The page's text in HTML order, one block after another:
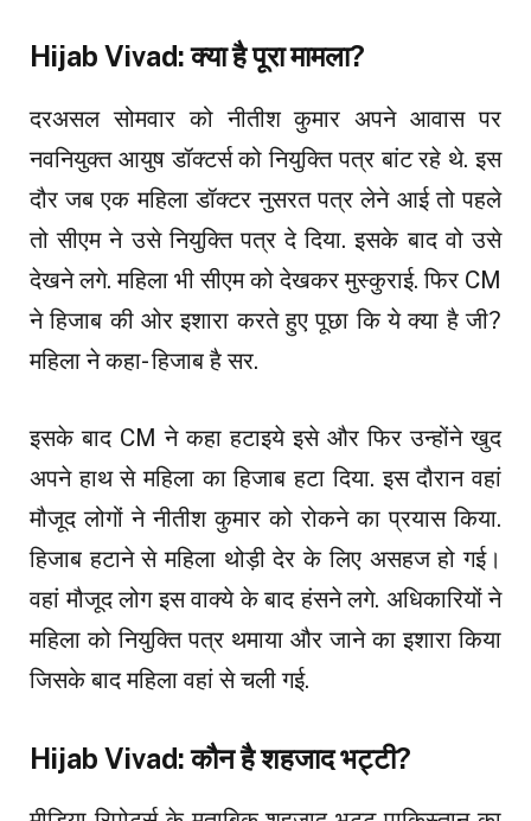
Hijab Vivad: क्या है पूरा मामला?
दरअसल सोमवार को नीतीश कुमार अपने आवास पर
नवनियुक्त आयुष डॉक्टर्स को नियुक्ति पत्र बांट रहे थे. इस
दौर जब एक महिला डॉक्टर नुसरत पत्र लेने आई तो पहले
तो सीएम ने उसे नियुक्ति पत्र दे दिया. इसके बाद वो उसे
देखने लगे. महिला भी सीएम को देखकर मुस्कुराई. फिर CM
ने हिजाब की ओर इशारा करते हुए पूछा कि ये क्या है जी?
महिला ने कहा- हिजाब है सर.
इसके बाद CM ने कहा हटाइये इसे और फिर उन्होंने खुद
अपने हाथ से महिला का हिजाब हटा दिया. इस दौरान वहां
मौजूद लोगों ने नीतीश कुमार को रोकने का प्रयास किया.
हिजाब हटाने से महिला थोड़ी देर के लिए असहज हो गई।
वहां मौजूद लोग इस वाक्ये के बाद हंसने लगे. अधिकारियों ने
महिला को नियुक्ति पत्र थमाया और जाने का इशारा किया
जिसके बाद महिला वहां से चली गई.
Hijab Vivad: कौन है शहजाद भट्टी?